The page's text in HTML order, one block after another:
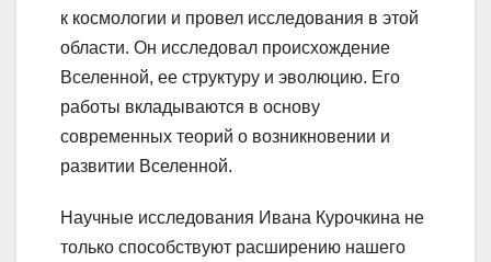
к космологии и провел исследования в этой
области. Он исследовал происхождение
Вселенной, ее структуру и эволюцию. Его
работы вкладываются в основу
современных теорий о возникновении и
развитии Вселенной.
Научные исследования Ивана Курочкина не
только способствуют расширению нашего